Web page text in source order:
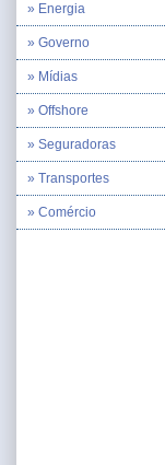
» Energia
» Governo
» Mídias
» Offshore
» Seguradoras
» Transportes
» Comércio